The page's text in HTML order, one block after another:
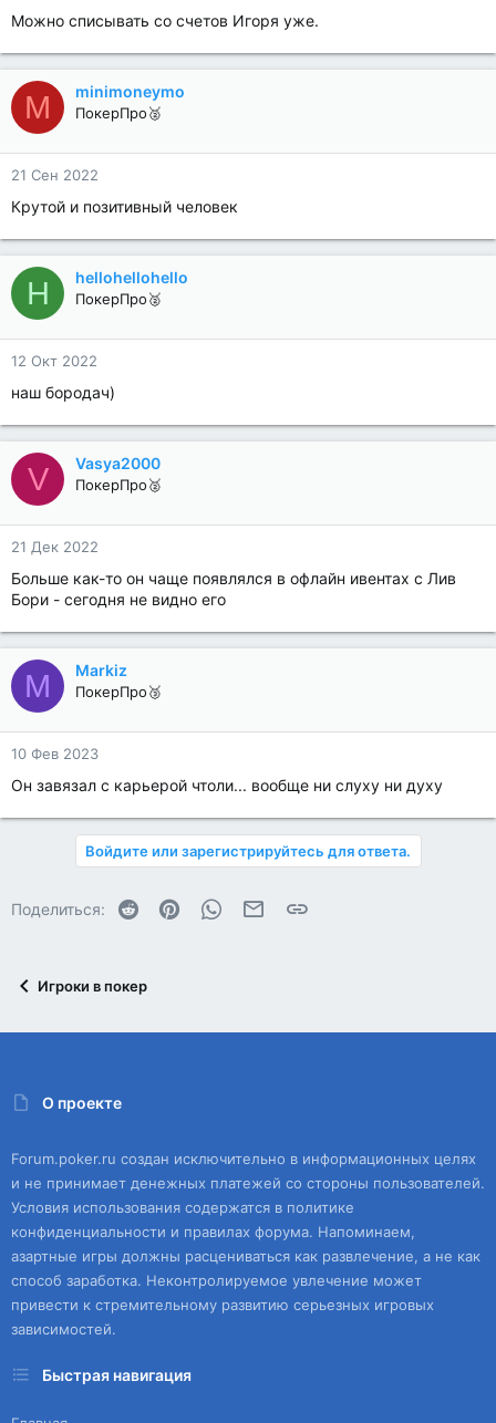
Можно списывать со счетов Игоря уже.
M minimoneymo
ПокерПро🥈
21 Сен 2022
Крутой и позитивный человек
H hellohellohello
ПокерПро🥈
12 Окт 2022
наш бородач)
V Vasya2000
ПокерПро🥈
21 Дек 2022
Больше как-то он чаще появлялся в офлайн ивентах с Лив
Бори - сегодня не видно его
M Markiz
ПокерПро🥉
10 Фев 2023
Он завязал с карьерой чтоли... вообще ни слуху ни духу
Войдите или зарегистрируйтесь для ответа.
Поделиться: Reddit PinterestWhatsAppЭлектронная почта
Ссылка
Игроки в покер
О проекте
Forum.poker.ru создан исключительно в информационных целях
и не принимает денежных платежей со стороны пользователей.
Условия использования содержатся в политике
конфиденциальности и правилах форума. Напоминаем,
азартные игры должны расцениваться как развлечение, а не как
способ заработка. Неконтролируемое увлечение может
привести к стремительному развитию серьезных игровых
зависимостей.
Быстрая навигация